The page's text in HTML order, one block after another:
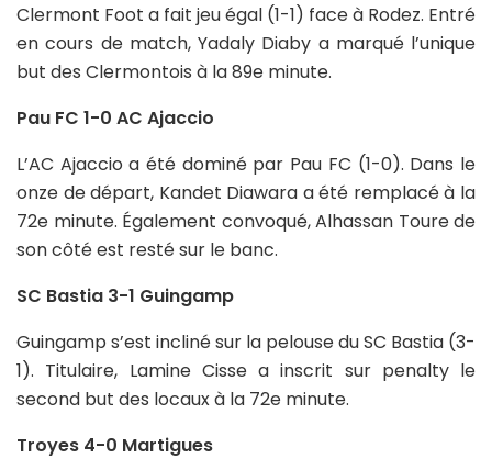
Clermont Foot a fait jeu égal (1-1) face à Rodez. Entré
en cours de match, Yadaly Diaby a marqué l’unique
but des Clermontois à la 89e minute.
Pau FC 1-0 AC Ajaccio
L’AC Ajaccio a été dominé par Pau FC (1-0). Dans le
onze de départ, Kandet Diawara a été remplacé à la
72e minute. Également convoqué, Alhassan Toure de
son côté est resté sur le banc.
SC Bastia 3-1 Guingamp
Guingamp s’est incliné sur la pelouse du SC Bastia (3-
1). Titulaire, Lamine Cisse a inscrit sur penalty le
second but des locaux à la 72e minute.
Troyes 4-0 Martigues